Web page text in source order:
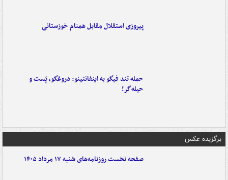
پیروزی استقلال مقابل همنام خوزستانی
حمله تند فیگو به اینفانتینو: دروغگو، پَست‌ و
حیله‌گر!
برگزیده عکس
صفحه نخست روزنامه‌های شنبه ۱۷ مرداد ۱۴۰۵